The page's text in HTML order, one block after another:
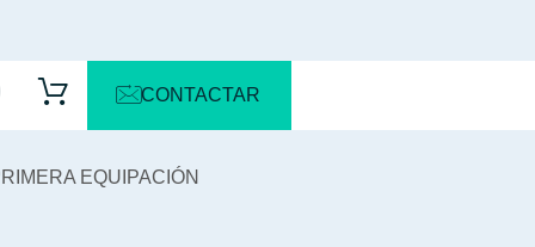
CONTACTAR
EQUIPACIÓN